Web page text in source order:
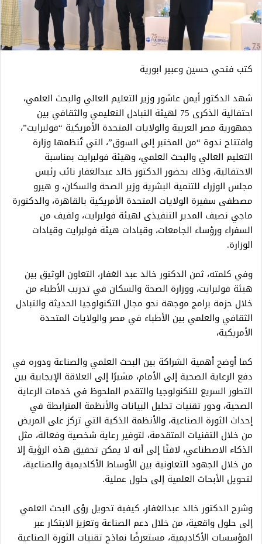
كتب فتحي حسين وعبير ابورية
شهد الدكتور أيمن عاشور وزير التعليم العالي والبحث العلمي،
احتفالية الذكرى 75 لهيئة التبادل التعليمي والثقافي بين
جمهورية مصر العربية والولايات المتحدة الأمريكية “فولبرايت”،
وافتتاح ندوة “من المختبر إلى السوق”، التي تُنظمها وزارة
التعليم العالي والبحث العلمي، وهيئة فولبرايت بمناسبة
الاحتفالية، وذلك بحضور الدكتور خالد عبدالغفار نائب رئيس
مجلس الوزراء للتنمية البشرية وزير الصحة والسكان، و هيرو
مصطفى سفيرة الولايات المتحدة الأمريكية بالقاهرة، والدكتورة
ماجي نصيف المدير التنفيذى لهيئة فولبرايت، ولفيف من
السفراء ورؤساء الجامعات، وقيادات هيئة فولبرايت وقيادات
الوزارة.
وفي كلمته، ثمن الدكتور خالد عبد الغفار، التعاون الوثيق بين
هيئة فولبرايت، ووزارة الصحة والسكان في تدريب الأطباء من
خلال حزمة برامج موجهة نحو مجال التكنولوجيا الحديثة والتبادل
الثقافي والعلمي بين الأطباء في مصر والولايات المتحدة
الأمريكية،
كما أوضح أهمية الشراكة بين البحث العلمي والصناعة ودوره في
دفع الرعاية الصحية إلى الأمام، مشيرًا إلى العلاقة الإيجابية بين
التطور السريع للتكنولوجيا والتقدم الملحوظ في خدمات الرعاية
الصحية، ودور تقنيات تحليل البيانات والأنظمة المترابطة في
إحداث الثورة الصناعية، والأنظمة الذكية التي تركز على المريض
من خلال التقنيات المتقدمة، لتوفير رعاية شخصية وفعالة، مثل
الذكاء الاصطناعي، لافتًا إلى أنه لا يمكن تحقيق هذه الرؤية إلا
من خلال الجهود التعاونية بين الأوساط الأكاديمية والصناعية،
لتحويل الأبحاث العلمية إلى حلول عملية.
وشرح الدكتور خالد عبدالغفار، كيفية تحويل رؤى البحث العلمي
إلى حلول واقعية، من خلال دعم الصناعة وتعزيز الابتكار عبر
المؤسسات الأكاديمية، مستعرضًا نماذج تقنيات الثورة الصناعية